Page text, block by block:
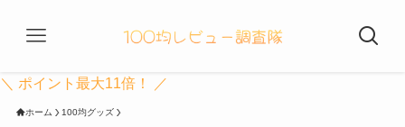
＼ ポイント最大11倍！ ／
ホーム 100均グッズ